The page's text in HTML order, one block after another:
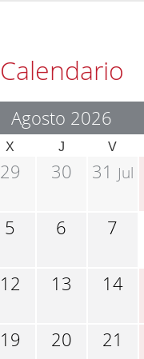
Calendario
Agosto 2026
X J V
29 30 31 Jul
5 6 7
12 13 14
19 20 21